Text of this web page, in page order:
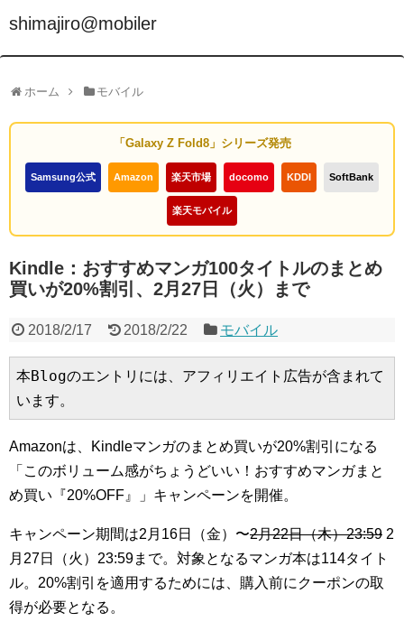
shimajiro@mobiler
ホーム モバイル
「Galaxy Z Fold8」シリーズ発売
Samsung公式 Amazon 楽天市場 docomo KDDI SoftBank
楽天モバイル
Kindle：おすすめマンガ100タイトルのまとめ
買いが20%割引、2月27日（火）まで
2018/2/17 2018/2/22 モバイル
本Blogのエントリには、アフィリエイト広告が含まれて
います。
Amazonは、Kindleマンガのまとめ買いが20%割引になる
「このボリューム感がちょうどいい！おすすめマンガまと
め買い『20%OFF』」キャンペーンを開催。
キャンペーン期間は2月16日（金）〜2月22日（木）23:59 2
月27日（火）23:59まで。対象となるマンガ本は114タイト
ル。20%割引を適用するためには、購入前にクーポンの取
得が必要となる。